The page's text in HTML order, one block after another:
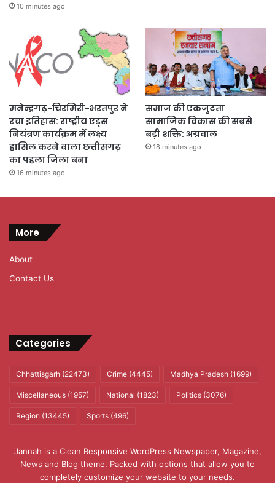
10 minutes ago
मनेन्द्रगढ़-चिरमिरी-भरतपुर ने
रचा इतिहास: राष्ट्रीय एड्स
नियंत्रण कार्यक्रम में लक्ष्य
हासिल करने वाला छत्तीसगढ़
का पहला जिला बना
16 minutes ago
समाज की एकजुटता
सामाजिक विकास की सबसे
बड़ी शक्ति: अग्रवाल
18 minutes ago
More
About
Contact Us
Categories
Chhattisgarh (22473) Crime (4445) Madhya Pradesh (1699)
Miscellaneous (1957) National (1823) Politics (3076)
Region (13445) Sports (496)
Jannah is a Clean Responsive WordPress Newspaper, Magazine,
News and Blog theme. Packed with options that allow you to
completely customize your website to your needs.